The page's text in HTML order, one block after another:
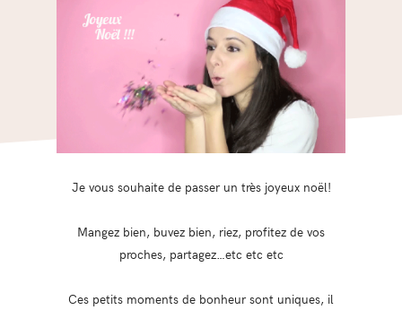
Je vous souhaite de passer un très joyeux noël!
Mangez bien, buvez bien, riez, profitez de vos
proches, partagez…etc etc etc
Ces petits moments de bonheur sont uniques, il